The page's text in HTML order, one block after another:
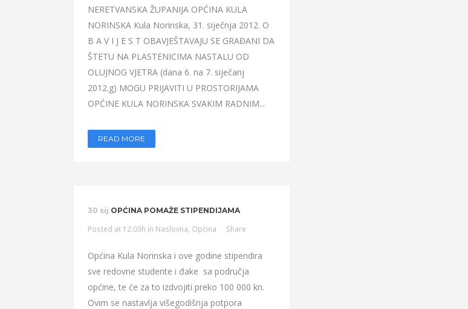
NERETVANSKA ŽUPANIJA OPĆINA KULA
NORINSKA Kula Norinska, 31. siječnja 2012. O
B A V I J E S T OBAVJEŠTAVAJU SE GRAĐANI DA
ŠTETU NA PLASTENICIMA NASTALU OD
OLUJNOG VJETRA (dana 6. na 7. siječanj
2012.g) MOGU PRIJAVITI U PROSTORIJAMA
OPĆINE KULA NORINSKA SVAKIM RADNIM...
READ MORE
30 sij OPĆINA POMAŽE STIPENDIJAMA
Posted at 12:03h in Naslovna, Općina Share
Općina Kula Norinska i ove godine stipendira
sve redovne studente i đake sa područja
općine, te će za to izdvojiti preko 100 000 kn.
Ovim se nastavlja višegodišnja potpora